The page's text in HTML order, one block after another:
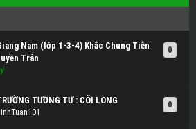
0
Nam (lớp 1-3-4) Khắc Chung Tiễn
Trân
0
TƯƠNG TƯ : CÕI LÒNG